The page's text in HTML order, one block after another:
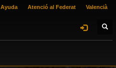
Ayuda Atenció al Federat Valencià